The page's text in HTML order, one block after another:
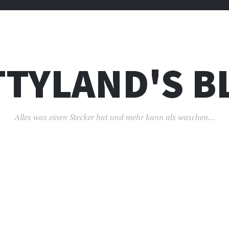
Alles was einen Stecker hat und mehr kann als waschen…